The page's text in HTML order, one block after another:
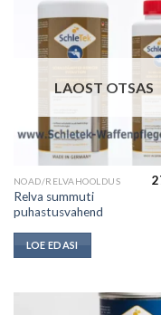
LAOST OTSAS
NOAD/RELVAHOOLDUS
Relva summuti
puhastusvahend
LOE EDASI